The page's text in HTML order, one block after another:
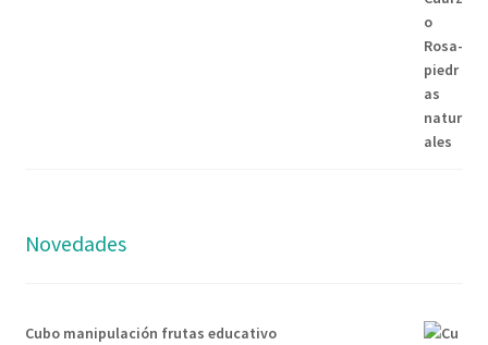
Novedades
Cubo manipulación frutas educativo